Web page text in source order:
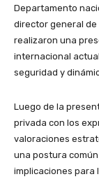
Departamento
director general de
realizaron una
internacional
seguridad y
Luego de la
privada con los
valoraciones
una postura
implicaciones para